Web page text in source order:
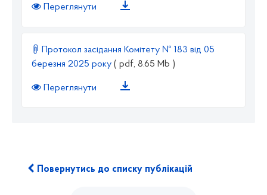
Переглянути
Протокол засідання Комітету № 183 від 05
березня 2025 року ( pdf, 8.65 Mb )
Переглянути
Повернутись до списку публікацій